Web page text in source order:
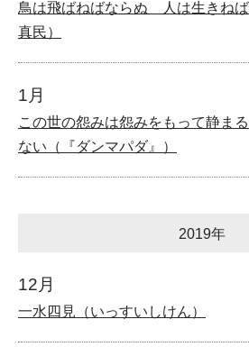
鳥は飛ばねばならぬ 人は生きね
真民）
1月
この世の怨みは怨みをもって静ま
ない（『ダンマパダ』）
2019年
12月
一水四見（いっすいしけん）